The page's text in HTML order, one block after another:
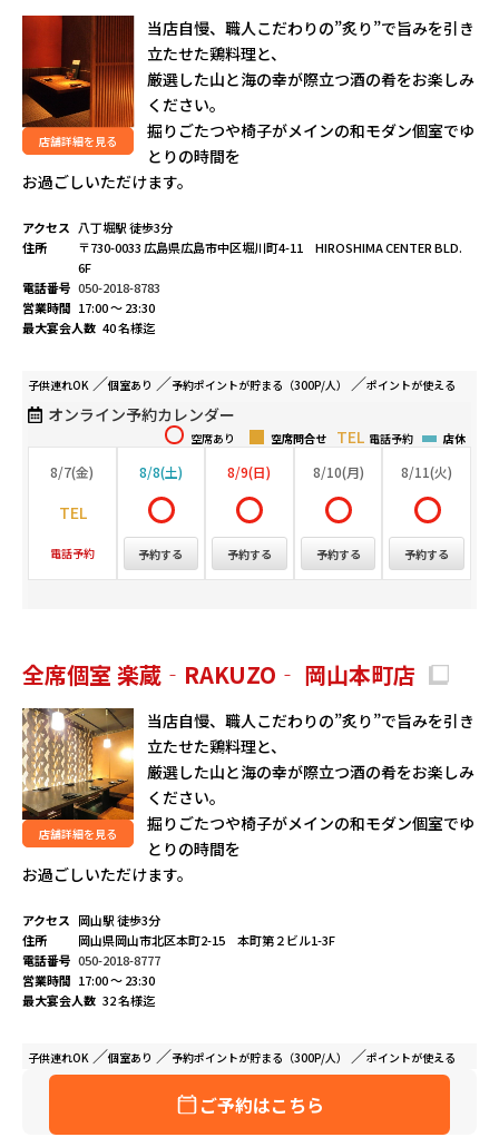
店舗詳細を見る
当店自慢、職人こだわりの”炙り”で旨みを引き
立たせた鶏料理と、
厳選した山と海の幸が際立つ酒の肴をお楽しみ
ください。
掘りごたつや椅子がメインの和モダン個室でゆ
とりの時間を
お過ごしいただけます。
アクセス 八丁堀駅 徒歩3分
住所
〒730-0033 広島県広島市中区堀川町4-11 HIROSHIMA CENTER BLD.
6F
電話番号 050-2018-8783
営業時間 17:00 ～ 23:30
最大宴会人数 40 名様迄
子供連れOK 個室あり 予約ポイントが貯まる（300P/人） ポイントが使える
オンライン予約カレンダー
店休
電話予約
空席問合せ
空席あり
8/7(金)
電話予約
8/8(土)
予約する
8/9(日)
予約する
8/10(月)
予約する
8/11(火)
予約する
全席個室 楽蔵‐RAKUZO‐ 岡山本町店
店舗詳細を見る
当店自慢、職人こだわりの”炙り”で旨みを引き
立たせた鶏料理と、
厳選した山と海の幸が際立つ酒の肴をお楽しみ
ください。
掘りごたつや椅子がメインの和モダン個室でゆ
とりの時間を
お過ごしいただけます。
アクセス 岡山駅 徒歩3分
住所
岡山県岡山市北区本町2-15 本町第２ビル1-3F
電話番号 050-2018-8777
営業時間 17:00 ～ 23:30
最大宴会人数 32 名様迄
子供連れOK 個室あり 予約ポイントが貯まる（300P/人） ポイントが使える
ご予約はこちら